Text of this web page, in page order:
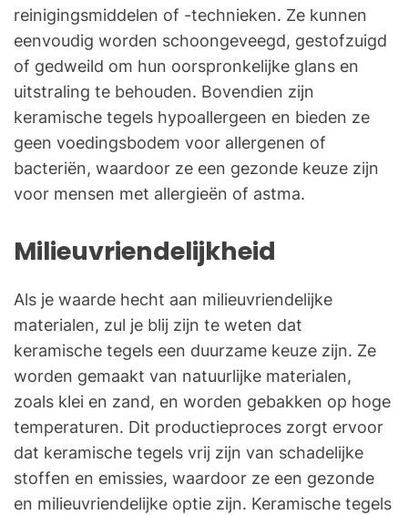
reinigingsmiddelen of -technieken. Ze kunnen
eenvoudig worden schoongeveegd, gestofzuigd
of gedweild om hun oorspronkelijke glans en
uitstraling te behouden. Bovendien zijn
keramische tegels hypoallergeen en bieden ze
geen voedingsbodem voor allergenen of
bacteriën, waardoor ze een gezonde keuze zijn
voor mensen met allergieën of astma.
Milieuvriendelijkheid
Als je waarde hecht aan milieuvriendelijke
materialen, zul je blij zijn te weten dat
keramische tegels een duurzame keuze zijn. Ze
worden gemaakt van natuurlijke materialen,
zoals klei en zand, en worden gebakken op hoge
temperaturen. Dit productieproces zorgt ervoor
dat keramische tegels vrij zijn van schadelijke
stoffen en emissies, waardoor ze een gezonde
en milieuvriendelijke optie zijn. Keramische tegels